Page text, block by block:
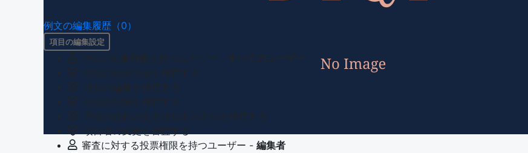
例文の編集履歴（0）
項目の編集設定
審査に対する投票権限を持つユーザー - 編集者